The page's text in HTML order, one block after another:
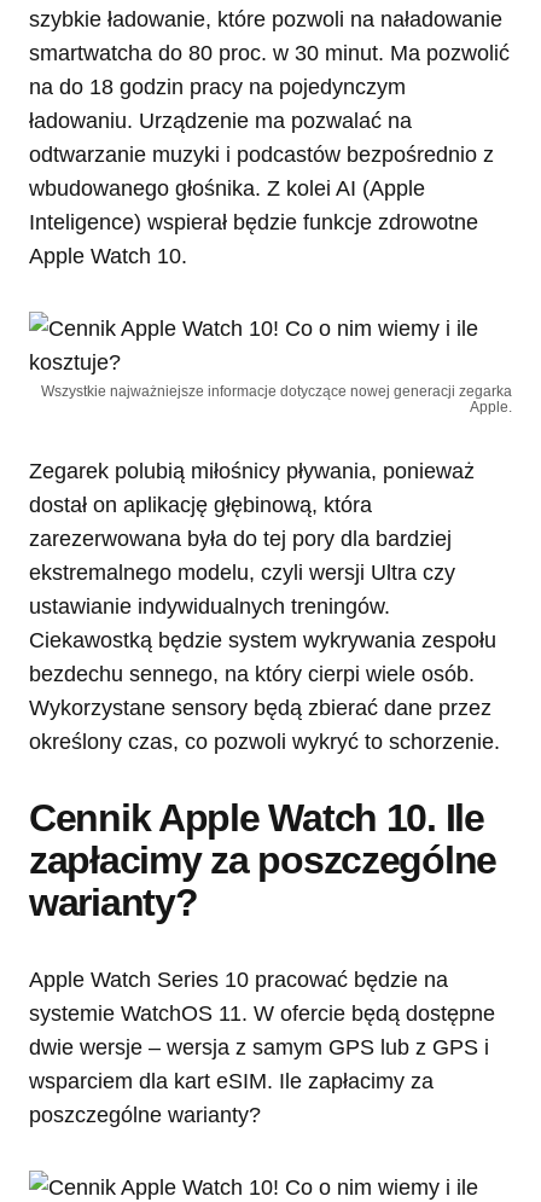
szybkie ładowanie, które pozwoli na naładowanie
smartwatcha do 80 proc. w 30 minut. Ma pozwolić
na do 18 godzin pracy na pojedynczym
ładowaniu. Urządzenie ma pozwalać na
odtwarzanie muzyki i podcastów bezpośrednio z
wbudowanego głośnika. Z kolei AI (Apple
Inteligence) wspierał będzie funkcje zdrowotne
Apple Watch 10.
Wszystkie najważniejsze informacje dotyczące nowej generacji zegarka
Apple.
Zegarek polubią miłośnicy pływania, ponieważ
dostał on aplikację głębinową, która
zarezerwowana była do tej pory dla bardziej
ekstremalnego modelu, czyli wersji Ultra czy
ustawianie indywidualnych treningów.
Ciekawostką będzie system wykrywania zespołu
bezdechu sennego, na który cierpi wiele osób.
Wykorzystane sensory będą zbierać dane przez
określony czas, co pozwoli wykryć to schorzenie.
Cennik Apple Watch 10. Ile
zapłacimy za poszczególne
warianty?
Apple Watch Series 10 pracować będzie na
systemie WatchOS 11. W ofercie będą dostępne
dwie wersje – wersja z samym GPS lub z GPS i
wsparciem dla kart eSIM. Ile zapłacimy za
poszczególne warianty?